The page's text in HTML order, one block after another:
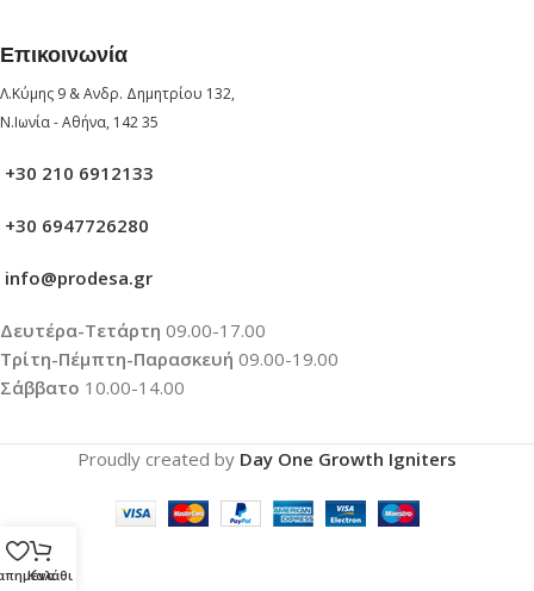
Επικοινωνία
Λ.Κύμης 9 & Ανδρ. Δημητρίου 132,
Ν.Ιωνία - Αθήνα, 142 35
+30 210 6912133
+30 6947726280
info@prodesa.gr
Δευτέρα-Τετάρτη 09.00-17.00
Τρίτη-Πέμπτη-Παρασκευή 09.00-19.00
Σάββατο 10.00-14.00
Proudly created by Day One Growth Igniters
Καλάθι